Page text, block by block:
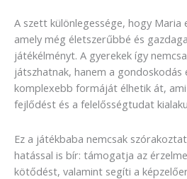
A szett különlegessége, hogy Maria
amely még életszerűbbé és
játékélményt. A gyerekek így
játszhatnak, hanem a gondoskodás
komplexebb formáját élhetik át,
fejlődést és a felelősségtudat
Ez a játékbaba nemcsak
hatással is bír: támogatja az
kötődést, valamint segíti a